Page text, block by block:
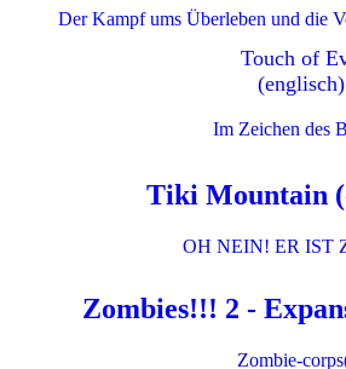
Der Kampf ums Überleben und die
Touch of
(englisch)
Im Zeichen des
Tiki Mountain
OH NEIN! ER IST
Zombies!!! 2 -
Zombie-